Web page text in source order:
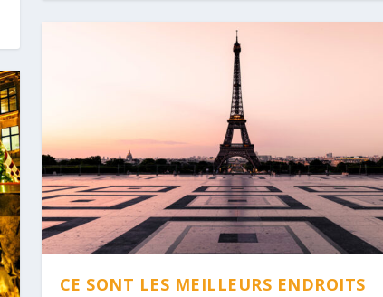
CE SONT LES MEILLEURS ENDROITS